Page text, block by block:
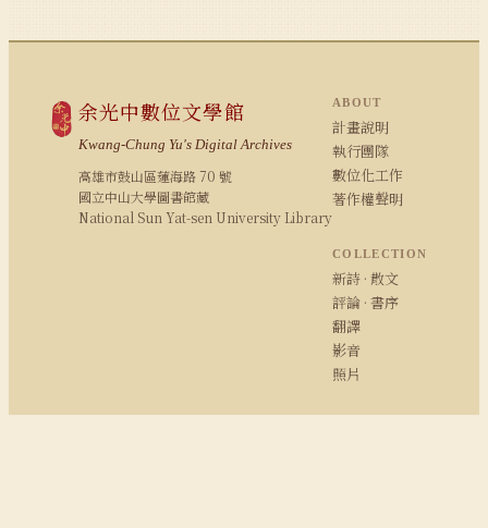
余光中數位文學館
Kwang-Chung Yu's Digital Archives
高雄市鼓山區蓮海路 70 號
國立中山大學圖書館藏
National Sun Yat-sen University Library
ABOUT
計畫說明
執行團隊
數位化工作
著作權聲明
COLLECTION
新詩 · 散文
評論 · 書序
翻譯
影音
照片